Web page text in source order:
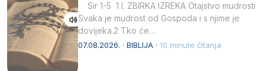
Sir 1-5 1 I. ZBIRKA IZREKA Otajstvo mudrosti
Svaka je mudrost od Gospoda i s njime je
dovijeka.2 Tko će…
07.08.2026. · BIBLIJA · 10 minute čitanja